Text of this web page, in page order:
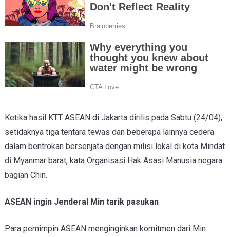
Ketika hasil KTT ASEAN di Jakarta dirilis pada Sabtu (24/04),
setidaknya tiga tentara tewas dan beberapa lainnya cedera
dalam bentrokan bersenjata dengan milisi lokal di kota Mindat
di Myanmar barat, kata Organisasi Hak Asasi Manusia negara
bagian Chin.
ASEAN ingin Jenderal Min tarik pasukan
Para pemimpin ASEAN menginginkan komitmen dari Min